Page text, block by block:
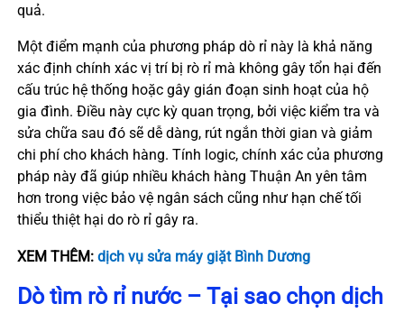
quả.
Một điểm mạnh của phương pháp dò rỉ này là khả năng
xác định chính xác vị trí bị rò rỉ mà không gây tổn hại đến
cấu trúc hệ thống hoặc gây gián đoạn sinh hoạt của hộ
gia đình. Điều này cực kỳ quan trọng, bởi việc kiểm tra và
sửa chữa sau đó sẽ dễ dàng, rút ngắn thời gian và giảm
chi phí cho khách hàng. Tính logic, chính xác của phương
pháp này đã giúp nhiều khách hàng Thuận An yên tâm
hơn trong việc bảo vệ ngân sách cũng như hạn chế tối
thiểu thiệt hại do rò rỉ gây ra.
XEM THÊM: dịch vụ sửa máy giặt Bình Dương
Dò tìm rò rỉ nước – Tại sao chọn dịch